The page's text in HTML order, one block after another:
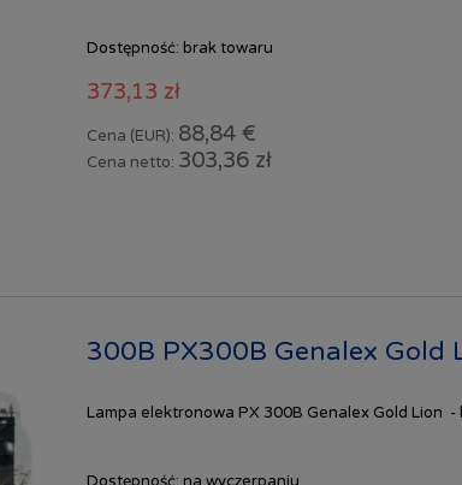
Dostępność: brak towaru
373,13 zł
Cena (EUR): 88,84 €
Cena netto: 303,36 zł
300B PX300B Genalex Gold
Lampa elektronowa PX 300B Genalex Gold Lion